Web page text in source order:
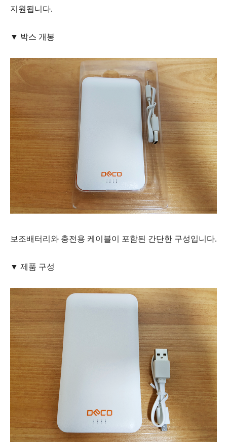
지원됩니다.
▼ 박스 개봉
보조배터리와 충전용 케이블이 포함된 간단한 구성입니다.
▼ 제품 구성